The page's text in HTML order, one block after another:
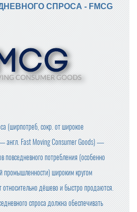
СПРОСА - FMCG
(ширпотреб, сокр. от широкое
англ. Fast Moving Consumer Goods) —
повседневного потребления (особенно
промышленности) широким кругом
относительно дёшево и быстро продаются.
спроса должна обеспечивать